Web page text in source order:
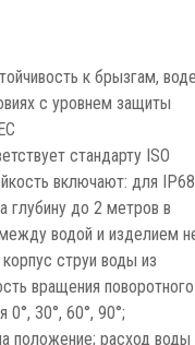
к брызгам,
с уровнем защиты
стандарту ISO
включают: для
глубину до 2 метров в
водой и изделием
струи воды из
вращения поворотного
30°, 60°, 90°;
положение; расход воды